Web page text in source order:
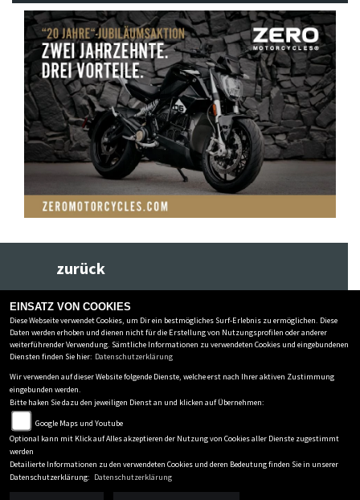
Previous Next
zurück
HMF MOTORRÄDER GMBH
Nürnberger Straße 122-97076 Würzburg
Disclaimer
powered by 1000PS
EINSATZ VON COOKIES
Diese Webseite verwendet Cookies, um Dir ein bestmögliches Surf-Erlebnis zu ermöglichen. Diese
Daten werden erhoben und dienen nicht für die Erstellung von Nutzungsprofilen oder anderer
weiterführender Verwendung. Sämtliche Informationen zu verwendeten Cookies und eingebundenen
Diensten finden Sie hier: Datenschutzerklärung
Wir verwenden auf dieser Website folgende Dienste, welche erst nach Ihrer aktiven Zustimmung
eingebunden werden.
Bitte haken Sie dazu den jeweiligen Dienst an und klicken auf Übernehmen:
Google Maps und Youtube
Optional kann mit Klick auf Alles akzeptieren der Nutzung von Cookies aller Dienste zugestimmt
werden
Detailierte Informationen zu den verwendeten Cookies und deren Bedeutung finden Sie in unserer
Datenschutzerklärung: Datenschutzerklärung